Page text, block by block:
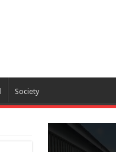
Society